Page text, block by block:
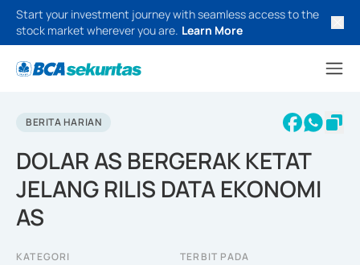
Start your investment journey with seamless access to the
stock market wherever you are. Learn More
BERITA HARIAN
DOLAR AS BERGERAK KETAT
JELANG RILIS DATA EKONOMI
AS
KATEGORI TERBIT PADA